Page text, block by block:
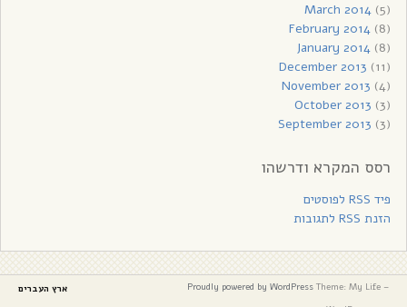
March 2014(5)
February 2014(8)
January 2014(8)
December 2013 (11)
November 2013 (4)
October 2013 (3)
September 2013 (3)
רסס המקרא ודרשהו
פיד RSS לפוסטים
הזנת RSS לתגובות
ארץ העברים Proudly powered by WordPress Theme: My Life –